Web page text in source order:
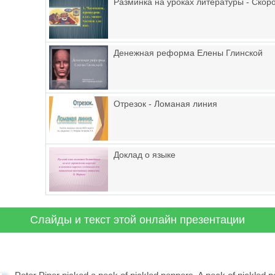
Денежная реформа Елены Глинской
Отрезок - Ломаная линия
Доклад о языке
Слайды и текст этой онлайн презентации